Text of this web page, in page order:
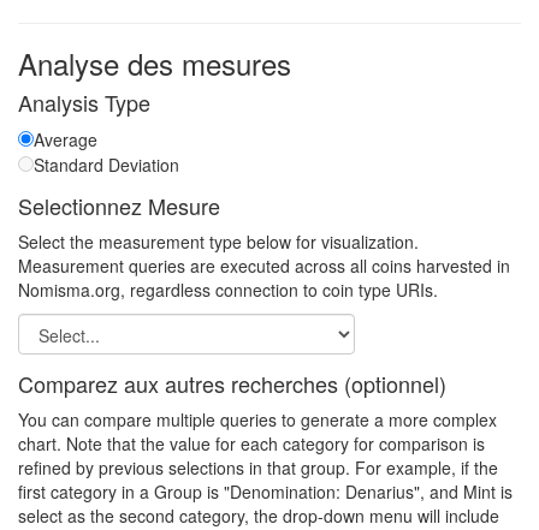
Analyse des mesures
Analysis Type
Average
Standard Deviation
Selectionnez Mesure
Select the measurement type below for visualization.
Measurement queries are executed across all coins harvested in
Nomisma.org, regardless connection to coin type URIs.
Comparez aux autres recherches (optionnel)
You can compare multiple queries to generate a more complex
chart. Note that the value for each category for comparison is
refined by previous selections in that group. For example, if the
first category in a Group is "Denomination: Denarius", and Mint is
select as the second category, the drop-down menu will include